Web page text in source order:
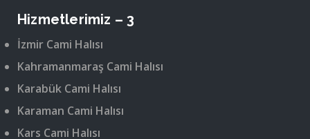
Hizmetlerimiz – 3
İzmir Cami Halısı
Kahramanmaraş Cami Halısı
Karabük Cami Halısı
Karaman Cami Halısı
Kars Cami Halısı